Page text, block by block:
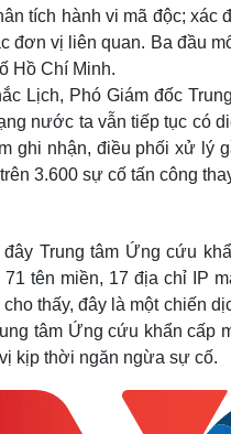
tích hành vi mã độc;
đơn vị liên quan. Ba đầu
Hồ Chí Minh.
Lịch, Phó Giám đốc
nước ta vẫn tiếp tục có
ghi nhận, điều phối xử lý
3.600 sự cố tấn công
Trung tâm Ứng cứu
tên miền, 17 địa chỉ IP
thấy, đây là một chiến
tâm Ứng cứu khẩn cấp
kịp thời ngăn ngừa sự cố.